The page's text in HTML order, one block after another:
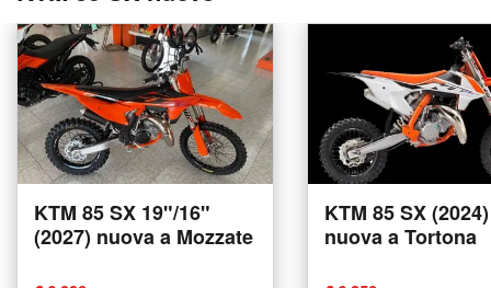
KTM 85 SX 19"/16"
(2027) nuova a Mozzate
KTM 85 SX (2024)
nuova a Tortona